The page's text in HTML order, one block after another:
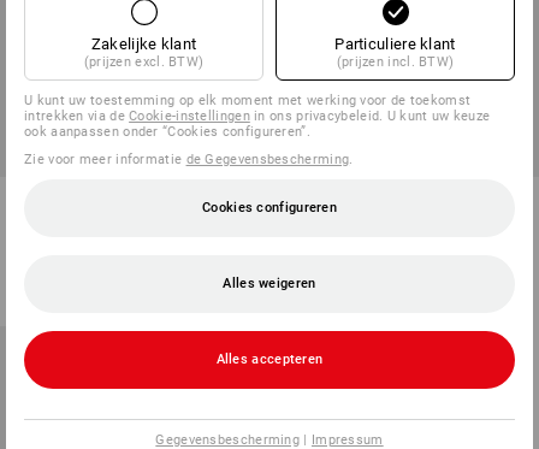
(incl. BTW) v.a. 3 stuks
Zakelijke klant
(prijzen excl. BTW)
Particuliere klant
(prijzen incl. BTW)
U kunt uw toestemming op elk moment met werking voor de toekomst
intrekken via deCookie-instellingenin ons privacybeleid. U kunt uw keuze
ook aanpassen onder “Cookies configureren”.
Zie voor meer informatie de Gegevensbescherming
Cookies configureren
Alles weigeren
Alles accepteren
Gegevensbescherming | Impressum